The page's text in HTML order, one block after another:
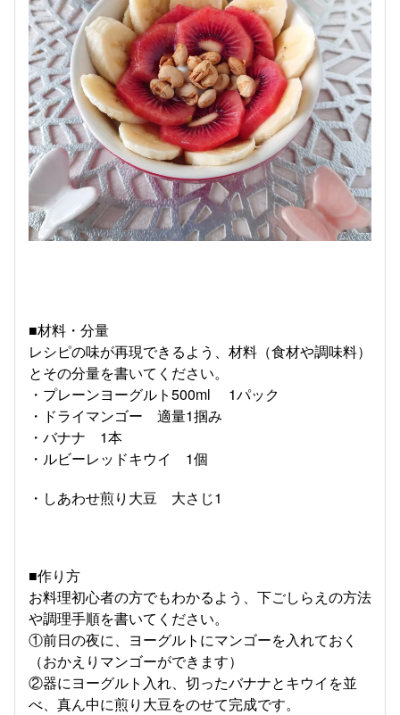
■材料・分量
レシピの味が再現できるよう、材料（食材や調味料）
とその分量を書いてください。
・プレーンヨーグルト500ml 1パック
・ドライマンゴー 適量1掴み
・バナナ 1本
・ルビーレッドキウイ 1個
・しあわせ煎り大豆 大さじ1
■作り方
お料理初心者の方でもわかるよう、下ごしらえの方法
や調理手順を書いてください。
①前日の夜に、ヨーグルトにマンゴーを入れておく
（おかえりマンゴーができます）
②器にヨーグルト入れ、切ったバナナとキウイを並
べ、真ん中に煎り大豆をのせて完成です。